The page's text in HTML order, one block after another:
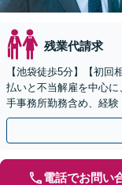
残業代請求
【池袋徒歩5分】【初
払いと不当解雇を中心
手事務所勤務含め、経験
条で、早期解決。【弁
電話でお問い